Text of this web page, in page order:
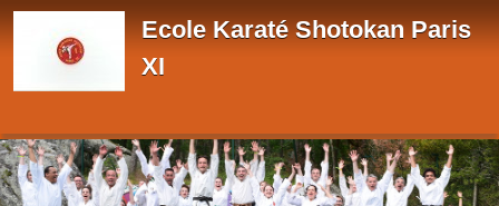
Ecole Karaté Shotokan Paris
XI
Panneau de gestion des cookies